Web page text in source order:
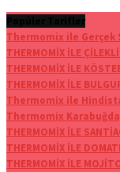
Thermomix ile
THERMOMİX İLE
THERMOMİX İLE
THERMOMİX İLE
Thermomix ile
Thermomix
THERMOMİX İLE
THERMOMİX İLE
THERMOMİX İLE